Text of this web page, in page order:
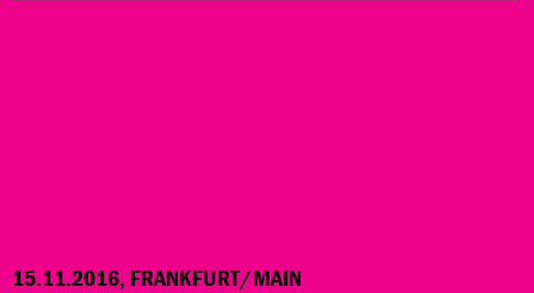
15.11.2016, FRANKFURT/MAIN